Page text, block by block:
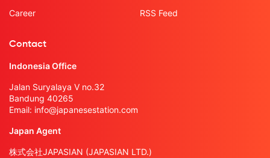
Career
RSS Feed
Contact
Indonesia Office
Jalan Suryalaya V no.32
Bandung 40265
Email: info@japanesestation.com
Japan Agent
株式会社JAPASIAN (JAPASIAN LTD.)